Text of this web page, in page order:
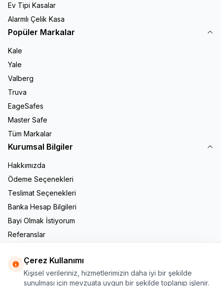
Ev Tipi Kasalar
Alarmlı Çelik Kasa
Popüler Markalar
Kale
Yale
Valberg
Truva
EageSafes
Master Safe
Tüm Markalar
Kurumsal Bilgiler
Hakkımızda
Ödeme Seçenekleri
Teslimat Seçenekleri
Banka Hesap Bilgileri
Bayi Olmak İstiyorum
Referanslar
Adres & İletişim
Adres
Çerez Kullanımı
Kişisel verileriniz, hizmetlerimizin daha iyi bir şekilde
sunulması için mevzuata uygun bir şekilde toplanıp işlenir.